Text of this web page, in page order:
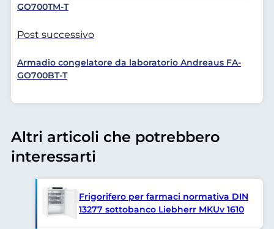
GO700TM-T
Post successivo
Armadio congelatore da laboratorio Andreaus FA-
GO700BT-T
Altri articoli che potrebbero
interessarti
Frigorifero per farmaci normativa DIN
13277 sottobanco Liebherr MKUv 1610